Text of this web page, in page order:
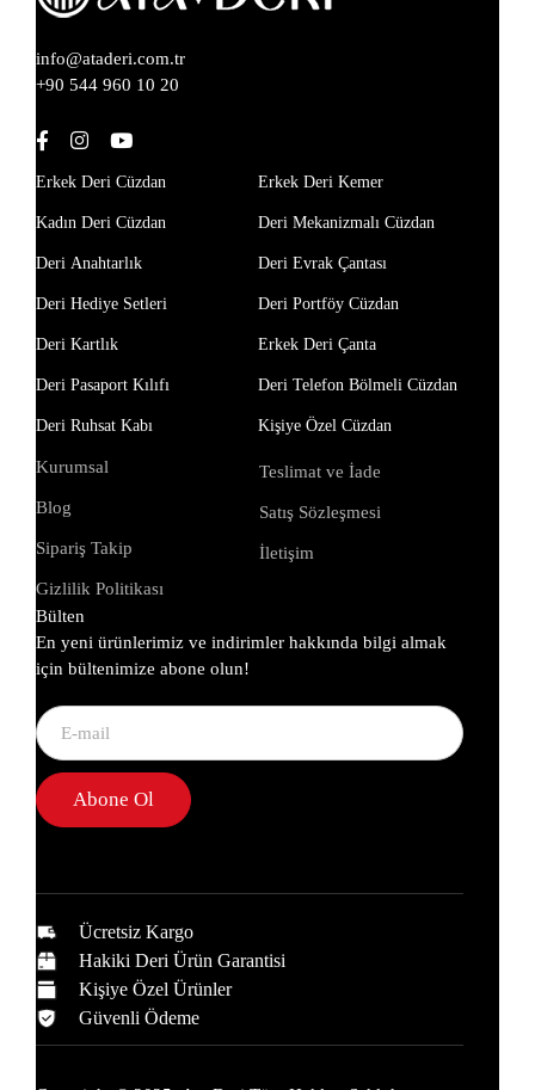
info@ataderi.com.tr
+90 544 960 10 20
Erkek Deri Cüzdan
Kadın Deri Cüzdan
Deri Anahtarlık
Deri Hediye Setleri
Deri Kartlık
Deri Pasaport Kılıfı
Deri Ruhsat Kabı
Erkek Deri Kemer
Deri Mekanizmalı Cüzdan
Deri Evrak Çantası
Deri Portföy Cüzdan
Erkek Deri Çanta
Deri Telefon Bölmeli Cüzdan
Kişiye Özel Cüzdan
Kurumsal
Blog
Sipariş Takip
Gizlilik Politikası
Teslimat ve İade
Satış Sözleşmesi
İletişim
Bülten
En yeni ürünlerimiz ve indirimler hakkında bilgi almak
için bültenimize abone olun!
Abone Ol
Ücretsiz Kargo
Hakiki Deri Ürün Garantisi
Kişiye Özel Ürünler
Güvenli Ödeme